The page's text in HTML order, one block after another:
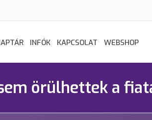
INFÓK KAPCSOLAT WEBSHOP
örülhettek a